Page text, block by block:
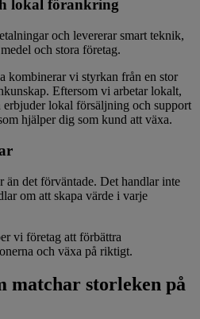
lokal förankring
och levererar smart teknik,
och stora företag.
kombinerar vi styrkan från en stor
Eftersom vi arbetar lokalt,
lokal försäljning och support
hjälper dig som kund att växa.
det förväntade. Det handlar inte
om att skapa värde i varje
vi företag att förbättra
och växa på riktigt.
matchar storleken på